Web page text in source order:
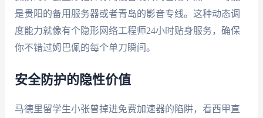
是贵阳的备用服务器或者青岛的影音专线。这种动态调
度能力就像有个隐形网络工程师24小时贴身服务，确保
你不错过姆巴佩的每个单刀瞬间。
安全防护的隐性价值
马德里留学生小张曾掉进免费加速器的陷阱，看西甲直